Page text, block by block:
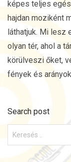
képes teljes
hajdan moziként
láthatjuk. Mi lesz
olyan tér, ahol a
körülveszi őket,
fények és
Search post